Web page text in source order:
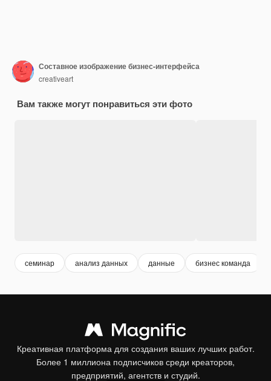
Составное изображение бизнес-интерфейса
creativeart
Вам также могут понравиться эти фото
семинар анализ данных данные бизнес команда
Креативная платформа для создания ваших лучших работ.
Более 1 миллиона подписчиков среди креаторов,
предприятий, агентств и студий.